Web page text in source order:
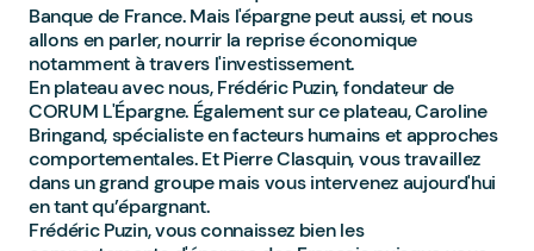
Banque de France. Mais l'épargne peut aussi, et nous
allons en parler, nourrir la reprise économique
notamment à travers l'investissement.
En plateau avec nous, Frédéric Puzin, fondateur de
CORUM L'Épargne. Également sur ce plateau, Caroline
Bringand, spécialiste en facteurs humains et approches
comportementales. Et Pierre Clasquin, vous travaillez
dans un grand groupe mais vous intervenez aujourd'hui
en tant qu’épargnant.
Frédéric Puzin, vous connaissez bien les